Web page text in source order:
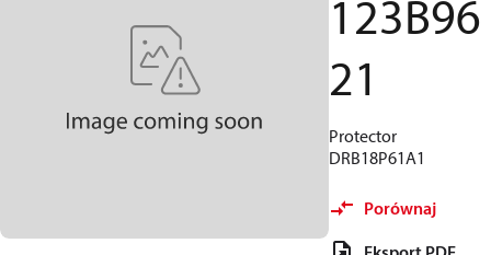
123B96
21
Protector
DRB18P61A1
Porównaj